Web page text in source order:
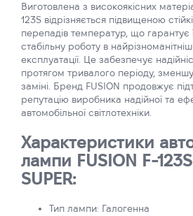
Виготовлена з високоякісних
123S відрізняється підвищеною
перепадів температур, що гарантує
стабільну роботу в
експлуатації. Це забезпечує
протягом тривалого періоду,
заміні. Бренд FUSION продовжує
репутацію виробника надійної та
автомобільної світлотехніки.
Характеристики
лампи FUSION F-
SUPER:
Тип лампи: Галогенна